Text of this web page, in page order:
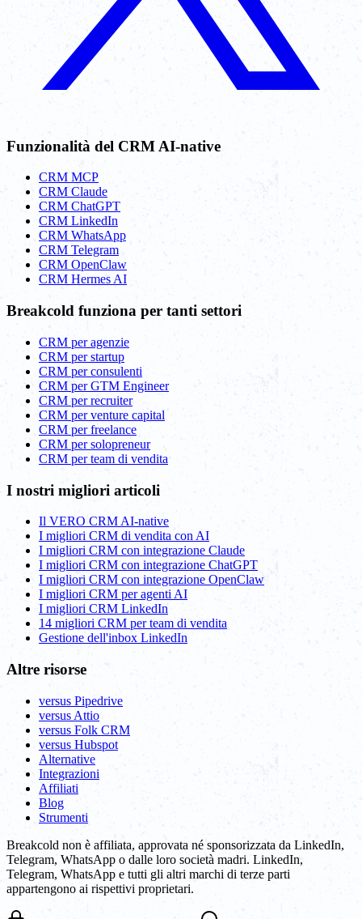
Funzionalità del CRM AI-native
CRM MCP
CRM Claude
CRM ChatGPT
CRM LinkedIn
CRM WhatsApp
CRM Telegram
CRM OpenClaw
CRM Hermes AI
Breakcold funziona per tanti settori
CRM per agenzie
CRM per startup
CRM per consulenti
CRM per GTM Engineer
CRM per recruiter
CRM per venture capital
CRM per freelance
CRM per solopreneur
CRM per team di vendita
I nostri migliori articoli
Il VERO CRM AI-native
I migliori CRM di vendita con AI
I migliori CRM con integrazione Claude
I migliori CRM con integrazione ChatGPT
I migliori CRM con integrazione OpenClaw
I migliori CRM per agenti AI
I migliori CRM LinkedIn
14 migliori CRM per team di vendita
Gestione dell'inbox LinkedIn
Altre risorse
versus Pipedrive
versus Attio
versus Folk CRM
versus Hubspot
Alternative
Integrazioni
Affiliati
Blog
Strumenti
Breakcold non è affiliata, approvata né sponsorizzata da LinkedIn,
Telegram, WhatsApp o dalle loro società madri. LinkedIn,
Telegram, WhatsApp e tutti gli altri marchi di terze parti
appartengono ai rispettivi proprietari.